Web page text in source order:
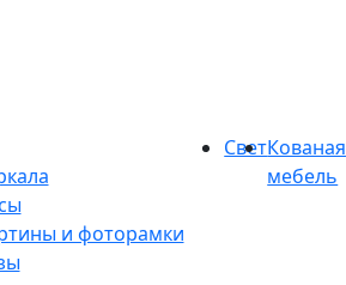
и фоторамки
СветКованая
мебель